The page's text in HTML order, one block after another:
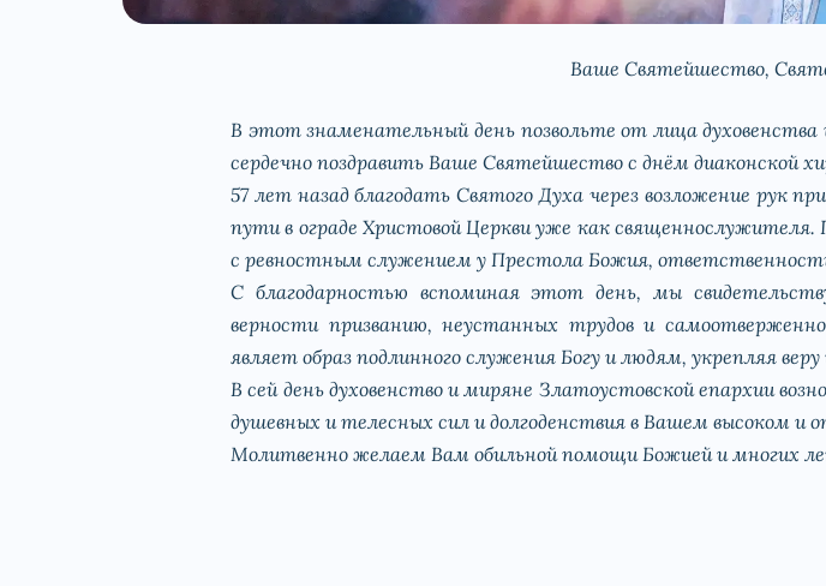
Ваше Святейшество,
В этот знаменательный день позвольте от лица
сердечно поздравить Ваше Святейшество с днём диаконской
57 лет назад благодать Святого Духа через возложение рук
пути в ограде Христовой Церкви уже как
с ревностным служением у Престола Божия,
С благодарностью вспоминая этот день, мы
верности призванию, неустанных трудов и
являет образ подлинного служения Богу и людям, укрепляя
В сей день духовенство и миряне Златоустовской епархии
душевных и телесных сил и долгоденствия в Вашем высоком
Молитвенно желаем Вам обильной помощи Божией и многих